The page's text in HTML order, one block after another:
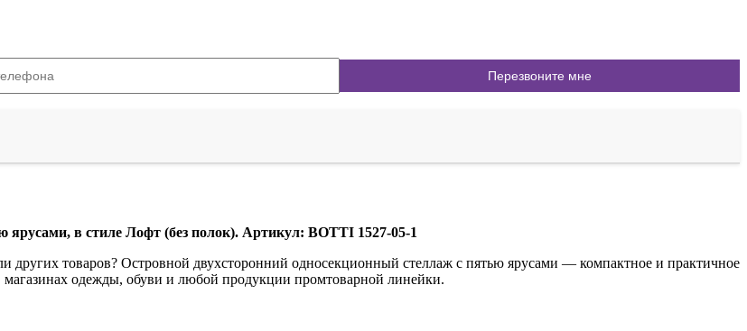
в стиле Лофт (без полок). Артикул: BOTTI 1527-05-1
других товаров? Островной двухсторонний односекционный стеллаж с пятью ярусами — компактное и практичное
магазинах одежды, обуви и любой продукции промтоварной линейки.